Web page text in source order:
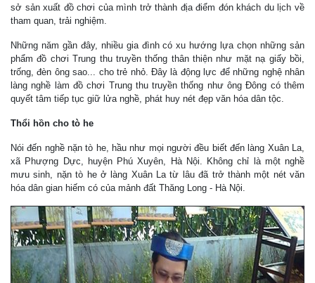
sở sản xuất đồ chơi của mình trở thành địa điểm đón khách du lịch về
tham quan, trải nghiệm.
Những năm gần đây, nhiều gia đình có xu hướng lựa chọn những sản
phẩm đồ chơi Trung thu truyền thống thân thiện như mặt nạ giấy bồi,
trống, đèn ông sao... cho trẻ nhỏ. Đây là động lực để những nghệ nhân
làng nghề làm đồ chơi Trung thu truyền thống như ông Đông có thêm
quyết tâm tiếp tục giữ lửa nghề, phát huy nét đẹp văn hóa dân tộc.
Thổi hồn cho tò he
Nói đến nghề nặn tò he, hầu như mọi người đều biết đến làng Xuân La,
xã Phượng Dực, huyện Phú Xuyên, Hà Nội. Không chỉ là một nghề
mưu sinh, nặn tò he ở làng Xuân La từ lâu đã trở thành một nét văn
hóa dân gian hiếm có của mảnh đất Thăng Long - Hà Nội.